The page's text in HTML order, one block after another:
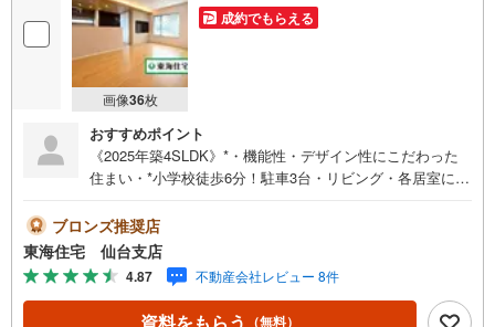
画像36枚
成約でもらえる
おすすめポイント
《2025年築4SLDK》*・機能性・デザイン性にこだわった
住まい・*小学校徒歩6分！駐車3台・リビング・各居室にエ
DK。シューズクローク、パントリー、洗面室収納、物置等
カップボード・パントリー付・ブラック×グレーの統一感の
あるキッチン。IHクッキングヒーター・食洗機付き。 浴室
暖房乾燥機付き。広々とした洗面台・作業台や収納棚、大
容量の収納スペース有り。 2階3部屋＋書斎有り。テレワー
ブロンズ推奨店
東海住宅 仙台支店
4.87 不動産会社レビュー 8件
（無料）